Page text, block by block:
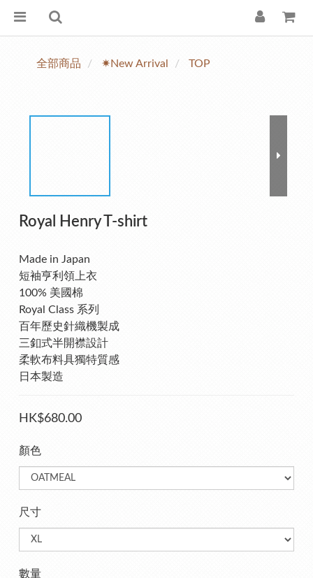
全部商品 ✷New Arrival TOP
Royal Henry T-shirt
Made in Japan
短袖亨利領上衣
100% 美國棉
Royal Class 系列
百年歷史針織機製成
三釦式半開襟設計
柔軟布料具獨特質感
日本製造
HK$680.00
顏色
尺寸
數量